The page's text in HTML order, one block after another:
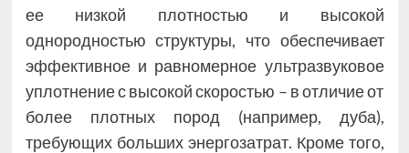
ее низкой плотностью и высокой
однородностью структуры, что обеспечивает
эффективное и равномерное ультразвуковое
уплотнение с высокой скоростью – в отличие от
более плотных пород (например, дуба),
требующих больших энергозатрат. Кроме того,